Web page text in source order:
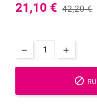
21,10 € 42,20 €
